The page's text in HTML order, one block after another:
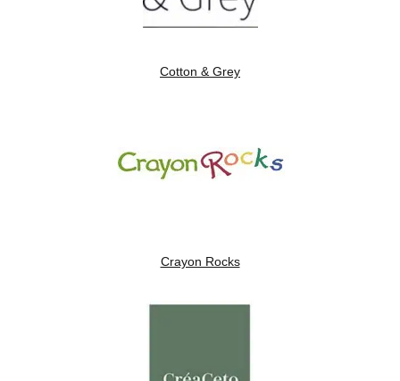
Cotton & Grey
Crayon Rocks